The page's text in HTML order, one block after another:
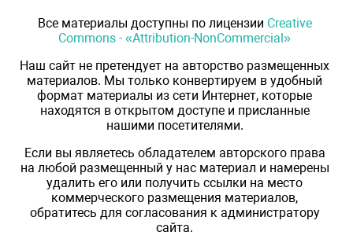
Все материалы доступны по лицензии Creative
Commons - «Attribution-NonCommercial»
Наш сайт не претендует на авторство размещенных
материалов. Мы только конвертируем в удобный
формат материалы из сети Интернет, которые
находятся в открытом доступе и присланные
нашими посетителями.
Если вы являетесь обладателем авторского права
на любой размещенный у нас материал и намерены
удалить его или получить ссылки на место
коммерческого размещения материалов,
обратитесь для согласования к администратору
сайта.